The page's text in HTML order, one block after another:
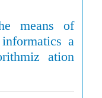
means of
a
ation